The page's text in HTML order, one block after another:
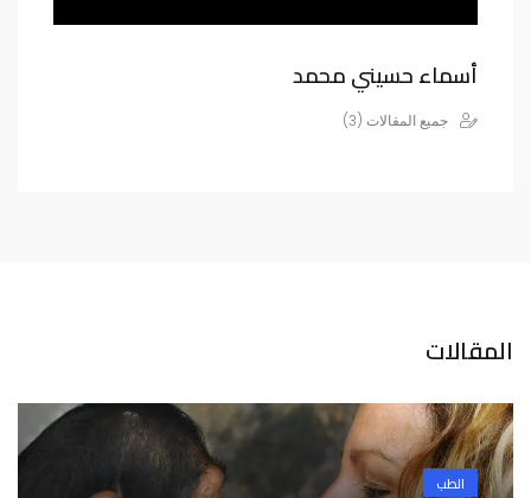
أسماء حسيني محمد
جميع المقالات (3)
المقالات
الطب